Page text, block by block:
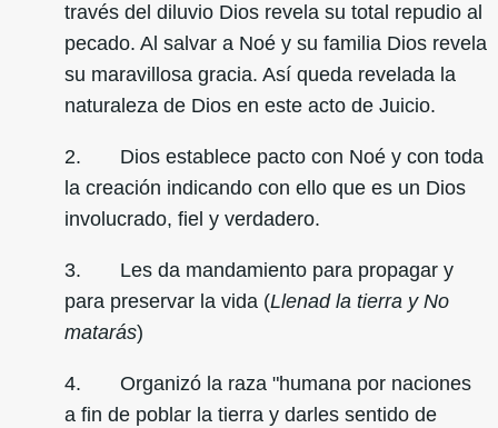
través del diluvio Dios revela su total repudio al
pecado. Al salvar a Noé y su familia Dios revela
su maravillosa gracia. Así queda revelada la
naturaleza de Dios en este acto de Juicio.
2. Dios establece pacto con Noé y con toda
la creación indicando con ello que es un Dios
involucrado, fiel y verdadero.
3. Les da mandamiento para propagar y
para preservar la vida (Llenad la tierra y No
matarás)
4. Organizó la raza "humana por naciones
a fin de poblar la tierra y darles sentido de